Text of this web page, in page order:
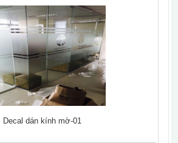
Decal dán kính mờ-01